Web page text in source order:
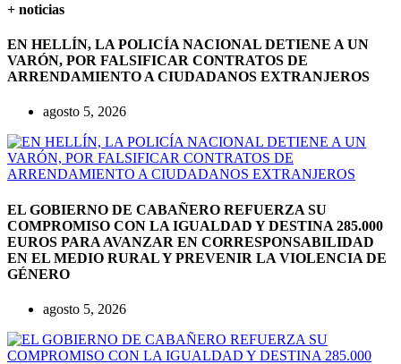
+ noticias
EN HELLÍN, LA POLICÍA NACIONAL DETIENE A UN
VARÓN, POR FALSIFICAR CONTRATOS DE
ARRENDAMIENTO A CIUDADANOS EXTRANJEROS
agosto 5, 2026
EL GOBIERNO DE CABAÑERO REFUERZA SU
COMPROMISO CON LA IGUALDAD Y DESTINA 285.000
EUROS PARA AVANZAR EN CORRESPONSABILIDAD
EN EL MEDIO RURAL Y PREVENIR LA VIOLENCIA DE
GÉNERO
agosto 5, 2026